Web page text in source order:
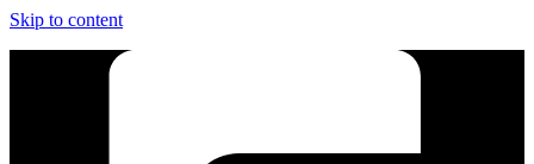
Skip to content